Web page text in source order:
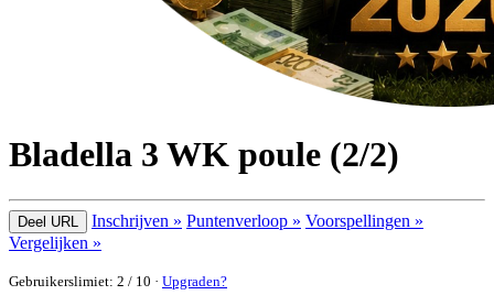
Bladella 3 WK poule (2/2)
Deel URL Inschrijven » Puntenverloop » Voorspellingen »
Vergelijken »
Gebruikerslimiet: 2 / 10 · Upgraden?